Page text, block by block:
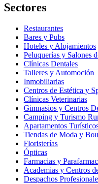
Sectores
Restaurantes
Bares y Pubs
Hoteles y Alojamientos
Peluquerías y Salones
Clínicas Dentales
Talleres y Automoción
Inmobiliarias
Centros de Estética y
Clínicas Veterinarias
Gimnasios y Centros
Camping y Turismo
Apartamentos
Tiendas de Moda y
Floristerías
Ópticas
Farmacias y
Academias y Centros
Despachos